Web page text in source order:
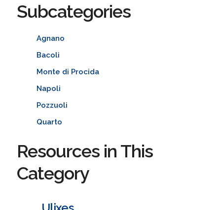
Subcategories
Agnano
Bacoli
Monte di Procida
Napoli
Pozzuoli
Quarto
Resources in This
Category